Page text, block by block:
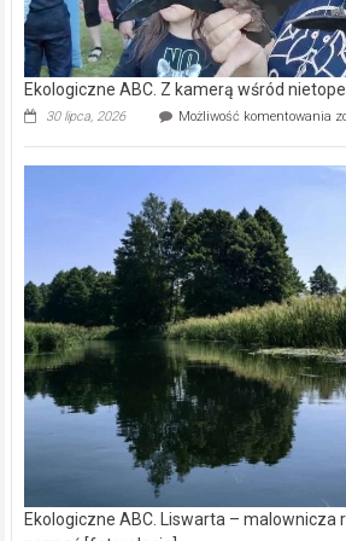
Ekologiczne ABC. Z kamerą wśród
30 lipca, 2026 Możliwość komentowania
Ekologiczne ABC. Liswarta – malownicza